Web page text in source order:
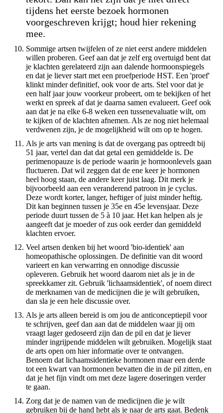
tijdens het eerste bezoek hormonen
voorgeschreven krijgt; houd hier rekening
mee.
Sommige artsen twijfelen of ze niet eerst andere middelen
willen proberen. Geef aan dat je zelf erg overtuigd bent dat
je klachten gerelateerd zijn aan dalende hormoonspiegels
en dat je liever start met een proefperiode HST. Een 'proef'
klinkt minder definitief, ook voor de arts. Stel voor dat je
een half jaar jouw voorkeur probeert, om te bekijken of het
werkt en spreek af dat je daarna samen evalueert. Geef ook
aan dat je na elke 6-8 weken een tussenevaluatie wilt, om
te kijken of de klachten afnemen. Als ze nog niet helemaal
verdwenen zijn, je de mogelijkheid wilt om op te hogen.
Als je arts van mening is dat de overgang pas optreedt bij
51 jaar, vertel dan dat dat getal een gemiddelde is. De
perimenopauze is de periode waarin je hormoonlevels gaan
fluctueren. Dat wil zeggen dat de ene keer je hormonen
heel hoog staan, de andere keer juist laag. Dit merk je
bijvoorbeeld aan een veranderend patroon in je cyclus.
Deze wordt korter, langer, heftiger of juist minder heftig.
Dit kan beginnen tussen je 35e en 45e levensjaar. Deze
periode duurt tussen de 5 à 10 jaar. Het kan helpen als je
aangeeft dat je moeder of zus ook eerder dan gemiddeld
klachten ervoer.
Veel artsen denken bij het woord 'bio-identiek' aan
homeopathische oplossingen. De definitie van dit woord
varieert en kan verwarring en onnodige discussie
opleveren. Gebruik het woord daarom niet als je in de
spreekkamer zit. Gebruik 'lichaamsidentiek', of noem direct
de merknamen van de medicijnen die je wilt gebruiken,
dan sla je een hele discussie over.
Als je arts alleen bereid is om jou de anticonceptiepil voor
te schrijven, geef dan aan dat de middelen waar jij om
vraagt lager gedoseerd zijn dan de pil en dat je liever
minder ingrijpende middelen wilt gebruiken. Mogelijk staat
de arts open om hier informatie over te ontvangen.
Benoem dat lichaamsidentieke hormonen maar een derde
tot een kwart van hormonen bevatten die in de pil zitten, en
dat je het fijn vindt om met deze lagere doseringen verder
te gaan.
Zorg dat je de namen van de medicijnen die je wilt
gebruiken bij de hand hebt als je naar de arts gaat. Bedenk